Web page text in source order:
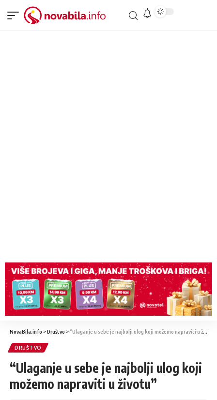
NovaBila.info >Društvo > “Ulaganje u sebe je najbolji ulog koji možemo napraviti u životu”
DRUŠTVO
“Ulaganje u sebe je najbolji ulog koji
možemo napraviti u životu”